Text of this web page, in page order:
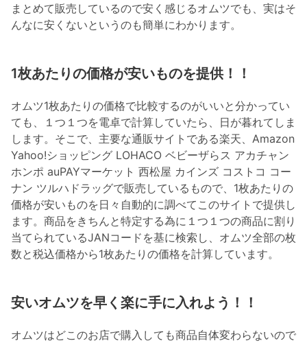
まとめて販売しているので安く感じるオムツでも、実はそ
んなに安くないというのも簡単にわかります。
1枚あたりの価格が安いものを提供！！
オムツ1枚あたりの価格で比較するのがいいと分かってい
ても、１つ１つを電卓で計算していたら、日が暮れてしま
します。そこで、主要な通販サイトである楽天、Amazon
Yahoo!ショッピング LOHACO ベビーザらス アカチャン
ホンポ auPAYマーケット 西松屋 カインズ コストコ コー
ナン ツルハドラッグで販売しているもので、1枚あたりの
価格が安いものを日々自動的に調べてこのサイトで提供し
ます。商品をきちんと特定する為に１つ１つの商品に割り
当てられているJANコードを基に検索し、オムツ全部の枚
数と税込価格から1枚あたりの価格を計算しています。
安いオムツを早く楽に手に入れよう！！
オムツはどこのお店で購入しても商品自体変わらないので